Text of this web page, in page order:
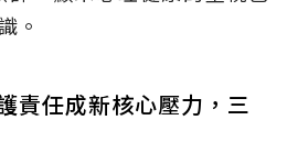
。
責任成新核心壓力，三